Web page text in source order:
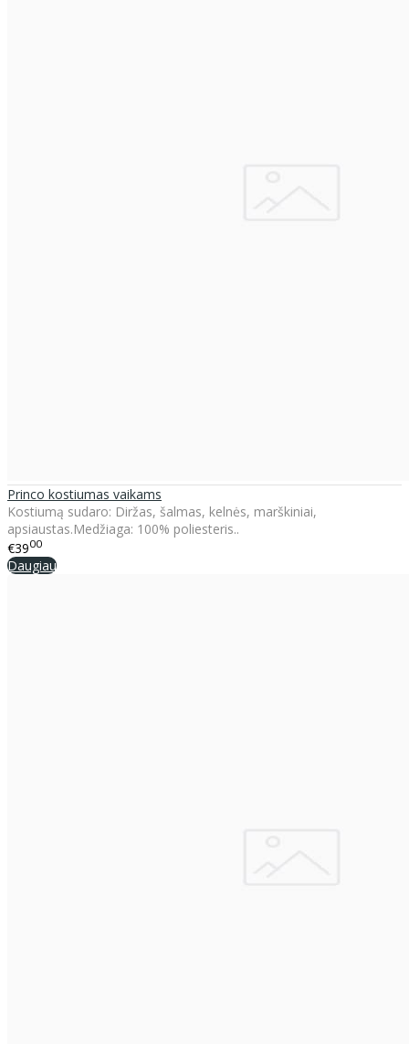
Princo kostiumas vaikams
Kostiumą sudaro: Diržas, šalmas, kelnės, marškiniai,
apsiaustas.Medžiaga: 100% poliesteris..
€3900
Daugiau